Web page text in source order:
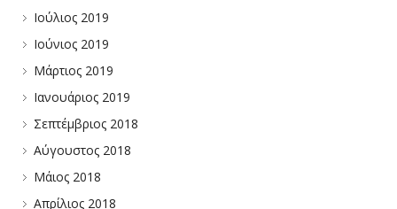
Ιούλιος 2019
Ιούνιος 2019
Μάρτιος 2019
Ιανουάριος 2019
Σεπτέμβριος 2018
Αύγουστος 2018
Μάιος 2018
Απρίλιος 2018